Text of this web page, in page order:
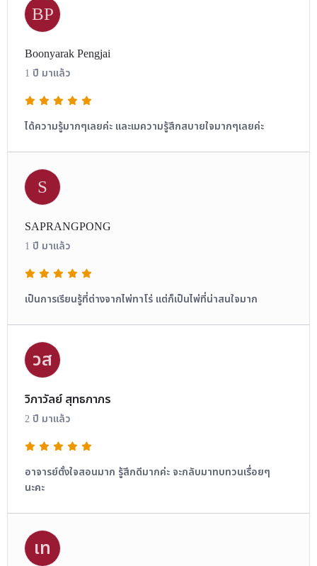
BP
Boonyarak Pengjai
1 ปี มาแล้ว
ได้ความรู้มากๆเลยค่ะ และเมความรู้สึกสบายใจมากๆเลยค่ะ
S
SAPRANGPONG
1 ปี มาแล้ว
เป็นการเรียนรู้ที่ต่างจากไพ่ทาโร่ แต่ก็เป็นไพ่ที่น่าสนใจมาก
วส
วิภาวัลย์ สุทธภาภร
2 ปี มาแล้ว
อาจารย์ตั้งใจสอนมาก รู้สึกดีมากค่ะ จะกลับมาทบทวนเรื่อยๆ
นะคะ
เท